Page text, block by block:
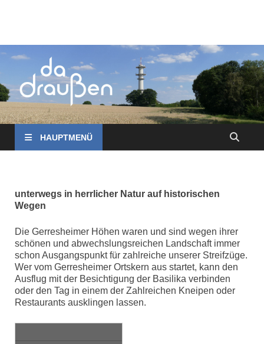
da draußen in
Düsseldorf und
Umgebung
HAUPTMENÜ
unterwegs in herrlicher Natur auf historischen
Wegen
Die Gerresheimer Höhen waren und sind wegen ihrer
schönen und abwechslungsreichen Landschaft immer
schon Ausgangspunkt für zahlreiche unserer Streifzüge.
Wer vom Gerresheimer Ortskern aus startet, kann den
Ausflug mit der Besichtigung der Basilika verbinden
oder den Tag in einem der Zahlreichen Kneipen oder
Restaurants ausklingen lassen.